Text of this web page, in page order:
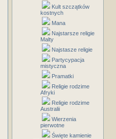
Kult szczątków
kostnych
Mana
Najstarsze religie
Malty
Najstasze religie
Partycypacja
mistyczna
Pramatki
Religie rodzime
Afryki
Religie rodzime
Australii
Wierzenia
pierwotne
Święte kamienie